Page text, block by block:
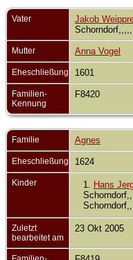
Vater Jakob
Mutter Anna Vogel
Eheschließung 1601
Familien-
Kennung
F8420
Familie Agnes
Eheschließung 1624
Kinder 1. Hans
Zuletzt
bearbeitet am
23 Okt 2005